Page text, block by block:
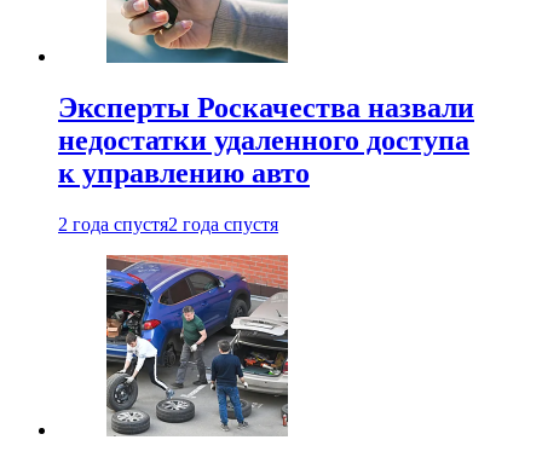
Эксперты Роскачества назвали
недостатки удаленного доступа
к управлению авто
2 года спустя2 года спустя